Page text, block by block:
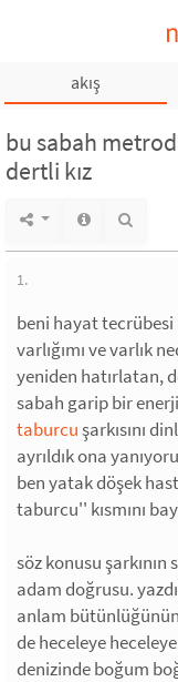
akış
bu sabah
dertli kız
1.
beni hayat
varlığımı ve varlık
yeniden hatırlatan,
sabah garip bir
taburcuşarkısını
ayrıldık ona
ben yatak döşek
taburcu'' kısmını
söz konusu şarkının
adam doğrusu.
anlam
de heceleye
denizinde boğum